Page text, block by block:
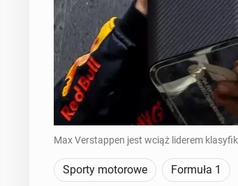
Max Verstappen jest wciąż liderem
Sporty motorowe Formuła 1